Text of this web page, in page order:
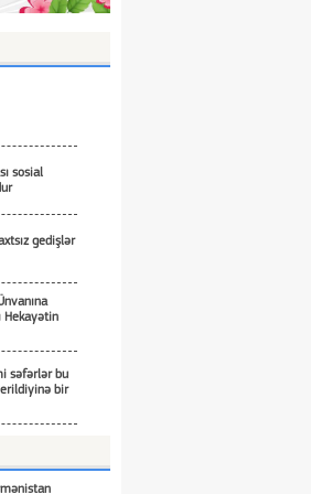
sosial
gedişlər
Hekayətin
səfərlər bu
bir